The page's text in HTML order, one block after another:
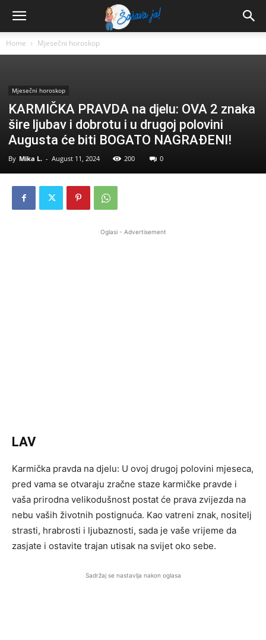
Home Mjesečni horoskop
Mjesečni horoskop
KARMIČKA PRAVDA na djelu: OVA 2 znaka
šire ljubav i dobrotu i u drugoj polovini
Augusta će biti BOGATO NAGRAĐENI!
By Mika L. - August 11, 2024 200 0
Oglasi - Advertisement
LAV
Karmička pravda na djelu: U ovoj drugoj polovini mjeseca,
pred vama se otvaraju zračne staze karmičke pravde i
vaša prirodna velikodušnost postat će prava zvijezda na
nebu vaših životnih postignuća. Kao vatreni znak, nositelj
strasti, hrabrosti i ljubaznosti, sada je vaše vrijeme da
zasjate i ostavite trajan utisak na svijet oko sebe.
Sadržaj se nastavlja nakon oglasa